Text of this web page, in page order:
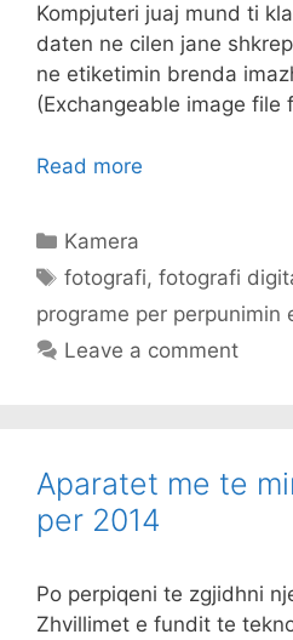
Kompjuteri juaj mund ti
daten ne cilen jane
ne etiketimin brenda
(Exchangeable image file
Read more
Categories
Kamera
Tags
fotografi,fotografi
programe per perpunimin
Leave a comment
Aparatet me te
per 2014
Po perpiqeni te zgjidhni
Zhvillimet e fundit te